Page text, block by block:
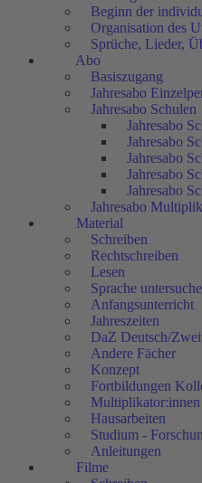
Beginn der
Organisation des
Sprüche, Lieder,
Abo
Basiszugang
Jahresabo
Jahresabo Schulen
Jahresabo
Jahresabo
Jahresabo
Jahresabo
Jahresabo
Jahresabo
Material
Schreiben
Rechtschreiben
Lesen
Sprache
Anfangsunterricht
Jahreszeiten
DaZ Deutsch/
Andere Fächer
Konzept
Fortbildungen
Multiplikator:innen
Hausarbeiten
Studium -
Anleitungen
Filme